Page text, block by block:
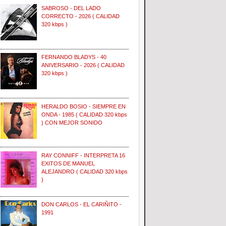
SABROSO - DEL LADO
CORRECTO - 2026 ( CALIDAD
320 kbps )
FERNANDO BLADYS - 40
ANIVERSARIO - 2026 ( CALIDAD
320 kbps )
HERALDO BOSIO - SIEMPRE EN
ONDA - 1985 ( CALIDAD 320 kbps
) CON MEJOR SONIDO
RAY CONNIFF - INTERPRETA 16
EXITOS DE MANUEL
ALEJANDRO ( CALIDAD 320 kbps
)
DON CARLOS - EL CARIÑITO -
1991